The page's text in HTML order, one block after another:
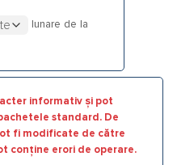
lunare de la
informativ și pot
standard. De
fi modificate de către
conține erori de operare.